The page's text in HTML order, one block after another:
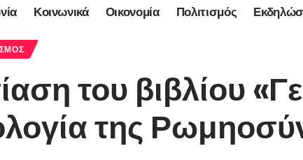
Κοινωνικά Οικονομία Πολιτισμός
του βιβλίου
της